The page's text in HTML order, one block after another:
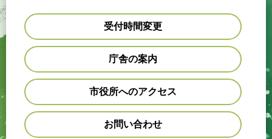
受付時間変更
庁舎の案内
市役所へのアクセス
お問い合わせ